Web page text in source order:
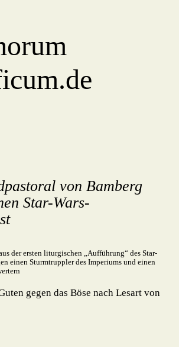
von Bamberg
Star-Wars-
gegen das Böse nach Lesart von